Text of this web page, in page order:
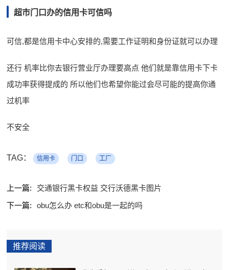
超市门口办的信用卡可信吗
可信,都是信用卡中心安排的,需要工作证明和身份证就可以办理
还行 机率比你去银行营业厅办理要高点 他们就是靠信用卡下卡
成功率获得提成的 所以他们也希望你能过会尽可能的提高你通
过机率
不安全
TAG： 信用卡 门口 工厂
上一篇:
交通银行黑卡权益 交行沃德黑卡图片
下一篇:
obu怎么办 etc和obu是一起的吗
推荐阅读